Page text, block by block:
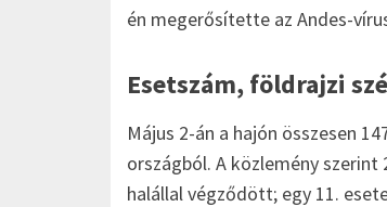
én megerősítette az Andes-
Esetszám, földrajzi
Május 2-án a hajón összesen
országból. A közlemény
halállal végződött; egy 11.